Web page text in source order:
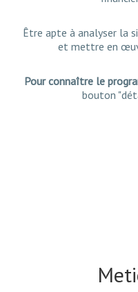
Être apte à analyser la
et mettre en
Pour connaître le
bouton